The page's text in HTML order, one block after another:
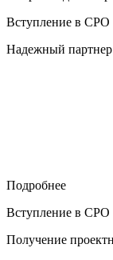
Вступление в СРО
Надежный
Подробнее
Вступление в СРО
Получение